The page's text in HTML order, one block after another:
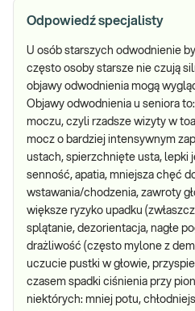
Odpowiedź specjalisty
U osób starszych odwodnienie
często osoby starsze nie czują
objawy odwodnienia mogą
Objawy odwodnienia u seniora
moczu, czyli rzadsze wizyty w
mocz o bardziej intensywnym
ustach, spierzchnięte usta, lepki
senność, apatia, mniejsza chęć
wstawania/chodzenia, zawroty
większe ryzyko upadku
splątanie, dezorientacja, nagłe
drażliwość (często mylone z
uczucie pustki w głowie,
czasem spadki ciśnienia przy
niektórych: mniej potu,